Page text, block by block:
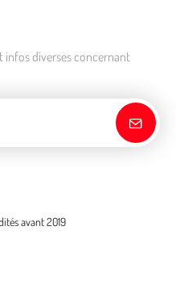
infos diverses concernant
avant 2019